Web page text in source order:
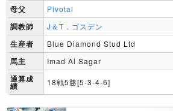
母父 Pivotal
調教師 J＆T．ゴスデン
生産者 Blue Diamond Stud Ltd
馬主 Imad Al Sagar
通算成
績 18戦5勝[5-3-4-6]